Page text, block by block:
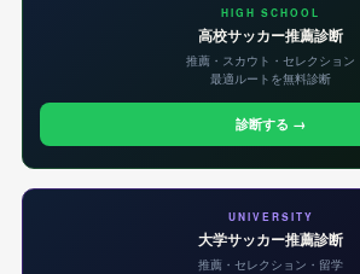
HIGH SCHOOL
高校サッカー推薦診断
推薦・スカウト・セレクション
最適ルートを無料診断
診断する →
UNIVERSITY
大学サッカー推薦診断
推薦・セレクション・留学